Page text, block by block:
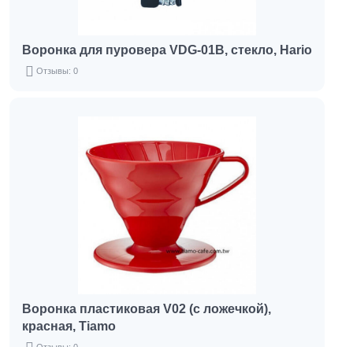
Воронка для пуровера VDG-01B, стекло, Hario
Отзывы: 0
Воронка пластиковая V02 (с ложечкой),
красная, Tiamo